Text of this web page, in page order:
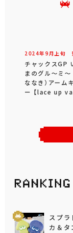
2024年9 月 上旬
チャックスGP
まのグル～ミ～
ななき）アーム
ー 【lace up
スプ
カ＆タ